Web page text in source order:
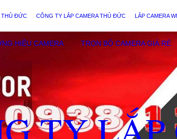
THỦ ĐỨC CÔNG TY LẮP CAMERA THỦ ĐỨC LẮP CAMERA
HIỆU CAMERA TRỌN BỘ CAMERA GIÁ RẺ